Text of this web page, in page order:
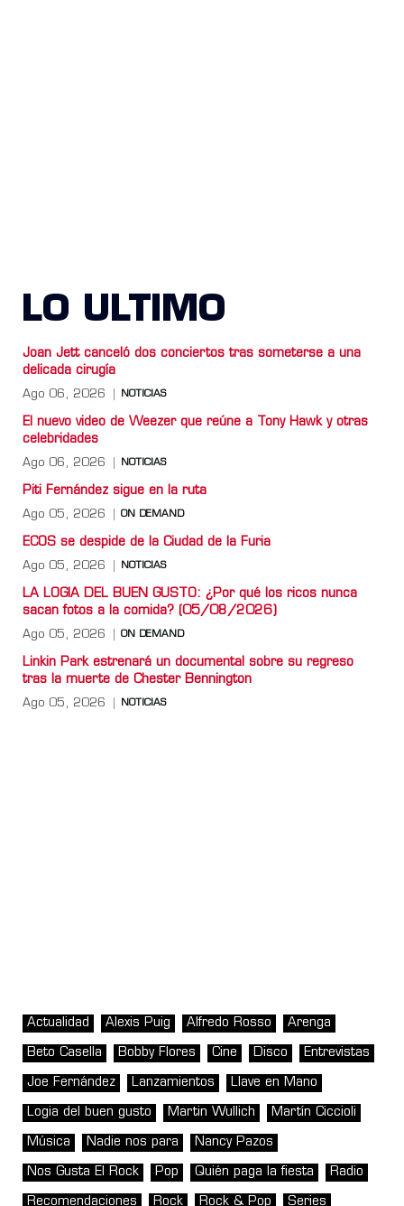
LO ULTIMO
Joan Jett canceló dos conciertos tras someterse a una
delicada cirugía
Ago 06, 2026 NOTICIAS
El nuevo video de Weezer que reúne a Tony Hawk y otras
celebridades
Ago 06, 2026 NOTICIAS
Piti Fernández sigue en la ruta
Ago 05, 2026 ON DEMAND
ECOS se despide de la Ciudad de la Furia
Ago 05, 2026 NOTICIAS
LA LOGIA DEL BUEN GUSTO: ¿Por qué los ricos nunca
sacan fotos a la comida? (05/08/2026)
Ago 05, 2026 ON DEMAND
Linkin Park estrenará un documental sobre su regreso
tras la muerte de Chester Bennington
Ago 05, 2026 NOTICIAS
Actualidad Alexis Puig Alfredo Rosso Arenga
Beto Casella Bobby Flores Cine Disco Entrevistas
Joe Fernández Lanzamientos Llave en Mano
Logia del buen gusto Martin Wullich Martín Ciccioli
Música Nadie nos para Nancy Pazos
Nos Gusta El Rock Pop Quién paga la fiesta Radio
Recomendaciones Rock Rock & Pop Series